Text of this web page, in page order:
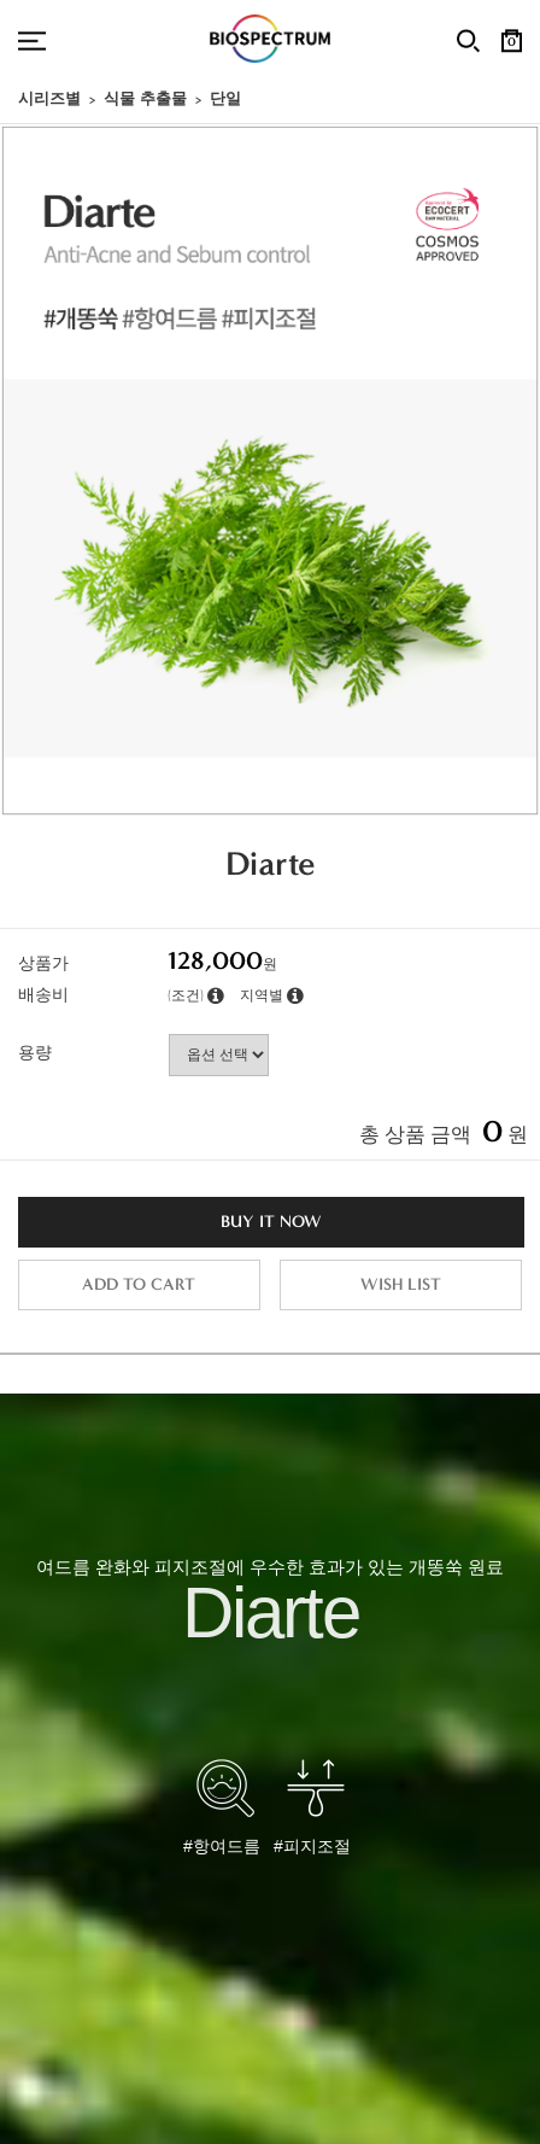
0
시리즈별 식물 추출물 단일
Diarte
상품가 128,000원
배송비 (조건) 지역별
용량
총 상품 금액 0 원
BUY IT NOW
ADD TO CART WISH LIST
여드름 완화와 피지조절에 우수한 효과가 있는 개똥쑥 원료
Diarte
#항여드름 #피지조절